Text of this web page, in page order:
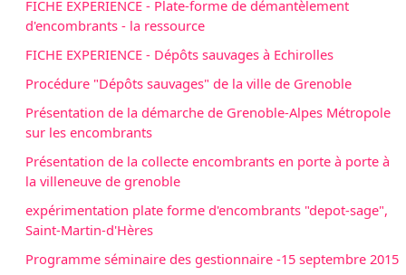
FICHE EXPERIENCE - Plate-forme de démantèlement
d'encombrants - la ressource
FICHE EXPERIENCE - Dépôts sauvages à Echirolles
Procédure "Dépôts sauvages" de la ville de Grenoble
Présentation de la démarche de Grenoble-Alpes Métropole
sur les encombrants
Présentation de la collecte encombrants en porte à porte à
la villeneuve de grenoble
expérimentation plate forme d'encombrants "depot-sage",
Saint-Martin-d'Hères
Programme séminaire des gestionnaire -15 septembre 2015